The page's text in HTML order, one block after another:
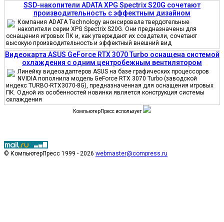
SSD-накопители ADATA XPG Spectrix S20G сочетают
производительность с эффектным дизайном
Компания ADATA Technology анонсировала твердотельные
накопители серии XPG Spectrix S20G. Они предназначены для
оснащения игровых ПК и, как утверждают их создатели, сочетают
высокую производительность и эффектный внешний вид
Видеокарта ASUS GeForce RTX 3070 Turbo оснащена системой
охлаждения с одним центробежным вентилятором
Линейку видеоадаптеров ASUS на базе графических процессоров
NVIDIA пополнила модель GeForce RTX 3070 Turbo (заводской
индекс TURBO-RTX3070-8G), предназначенная для оснащения игровых
ПК. Одной из особенностей новинки является конструкция системы
охлаждения
КомпьютерПресс использует
© КомпьютерПресс 1999 - 2026 webmaster@compress.ru